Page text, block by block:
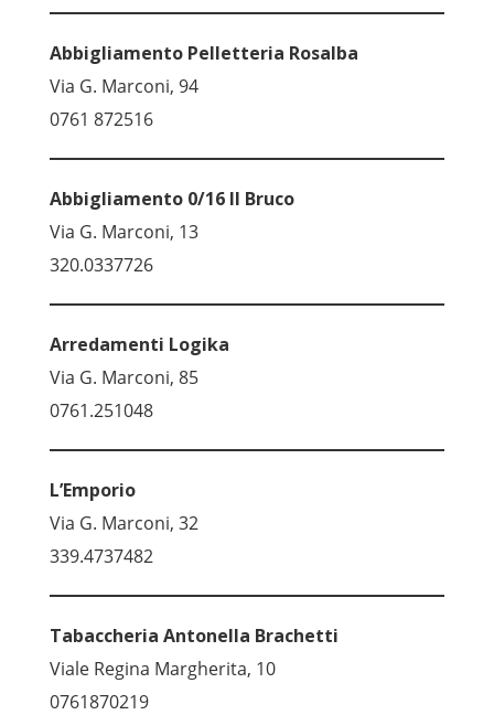
Abbigliamento Pelletteria Rosalba
Via G. Marconi, 94
0761 872516
Abbigliamento 0/16 Il Bruco
Via G. Marconi, 13
320.0337726
Arredamenti Logika
Via G. Marconi, 85
0761.251048
L’Emporio
Via G. Marconi, 32
339.4737482
Tabaccheria Antonella Brachetti
Viale Regina Margherita, 10
0761870219